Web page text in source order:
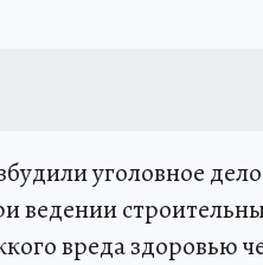
уголовное
ведении
вреда здоровью